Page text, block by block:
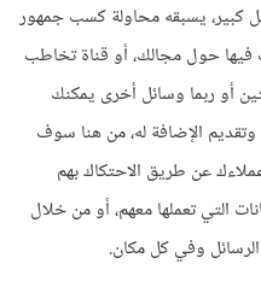
كبير، يسبقه محاولة كسب جمهور
حول مجالك، أو قناة تخاطب
أو ربما وسائل أخرى يمكنك
الإضافة له، من هنا سوف
عن طريق الاحتكاك بهم
التي تعملها معهم، أو من خلال
الرسائل وفي كل مكان.